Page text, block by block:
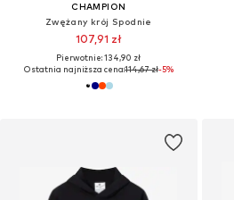
CHAMPION
Zwężany krój Spodnie
107,91 zł
Pierwotnie: 134,90 zł
Ostatnia najniższa cena:114,67 zł-5%